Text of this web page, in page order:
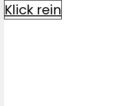
Klick rein